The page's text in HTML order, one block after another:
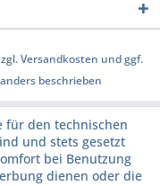
Versandkosten und ggf.
beschrieben
für den technischen
und stets gesetzt
bei Benutzung
dienen oder die